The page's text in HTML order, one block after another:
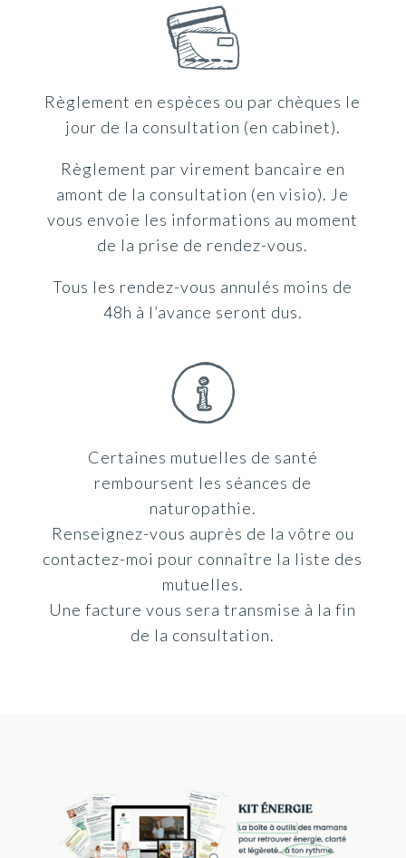
Règlement en espèces ou par chèques le
jour de la consultation (en cabinet).
Règlement par virement bancaire en
amont de la consultation (en visio). Je
vous envoie les informations au moment
de la prise de rendez-vous.
Tous les rendez-vous annulés moins de
48h à l’avance seront dus.
Certaines mutuelles de santé
remboursent les séances de
naturopathie.
Renseignez-vous auprès de la vôtre ou
contactez-moi pour connaître la liste des
mutuelles.
Une facture vous sera transmise à la fin
de la consultation.